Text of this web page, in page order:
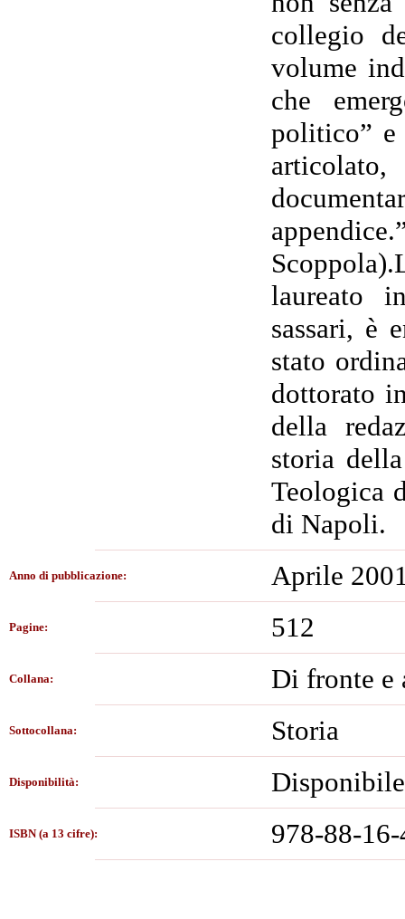
collegio
volume
che
politico” e
laureato
sassari, è
stato
dottorato
della
storia
Teologica
di Napoli.
Anno di pubblicazione: Aprile
Pagine: 512
Collana: Di fronte e
Sottocollana: Storia
Disponibilità: Disponibile
ISBN (a 13 cifre): 978-88-